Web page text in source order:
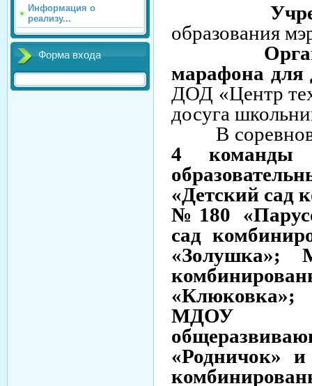
Информация о
реализу...
Форма входа
У
образования
марафона для
ДОД «Центр
досуга
В
4 команды
«Детский сад
№180
сад
«Золушка»;
МДОУ
«Родничок»